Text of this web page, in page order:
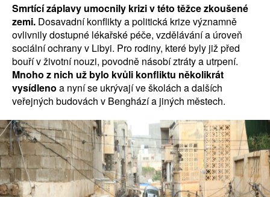
Smrtící záplavy umocnily krizi v této těžce zkoušené
zemi. Dosavadní konflikty a politická krize významně
ovlivnily dostupné lékařské péče, vzdělávání a úroveň
sociální ochrany v Libyi. Pro rodiny, které byly již před
bouří v životní nouzi, povodně násobí ztráty a utrpení.
Mnoho z nich už bylo kvůli konfliktu několikrát
vysídleno a nyní se ukrývají ve školách a dalších
veřejných budovách v Benghází a jiných městech.